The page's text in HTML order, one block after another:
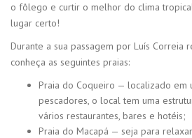
o fôlego e curtir o melhor do clima
lugar certo!
Durante a sua passagem por Luís Correia
conheça as seguintes praias:
Praia do Coqueiro — localizado em
pescadores, o local tem uma
vários restaurantes, bares e hotéis;
Praia do Macapá — seja para